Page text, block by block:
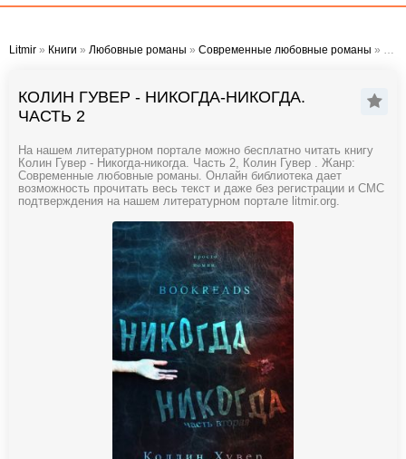
Litmir » Книги » Любовные романы » Современные любовные романы » Колин Гувер - Никогда-никогда. Часть 2
КОЛИН ГУВЕР - НИКОГДА-НИКОГДА.
ЧАСТЬ 2
На нашем литературном портале можно бесплатно читать книгу
Колин Гувер - Никогда-никогда. Часть 2, Колин Гувер . Жанр:
Современные любовные романы. Онлайн библиотека дает
возможность прочитать весь текст и даже без регистрации и СМС
подтверждения на нашем литературном портале litmir.org.